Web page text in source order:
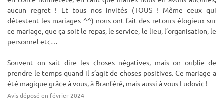
aucun regret ! Et tous nos invités (TOUS ! Même ceux qui
détestent les mariages ^^) nous ont fait des retours élogieux sur
ce mariage, que ça soit le repas, le service, le lieu, l’organisation, le
personnel etc…
Souvent on sait dire les choses négatives, mais on oublie de
prendre le temps quand il s’agit de choses positives. Ce mariage a
été magique grâce à vous, à Branféré, mais aussi à vous Ludovic !
Avis déposé en février 2024